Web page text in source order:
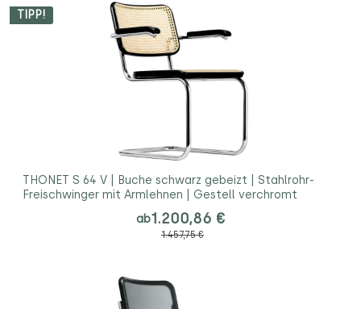
TIPP!
THONET S 64 V | Buche schwarz gebeizt | Stahlrohr-
Freischwinger mit Armlehnen | Gestell verchromt
ab1.200,86 €
1.457,75 €